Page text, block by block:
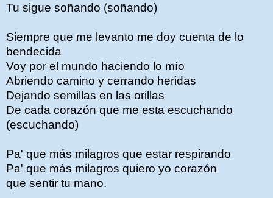
Tu sigue soñando (soñando)
Siempre que me levanto me doy cuenta de lo
bendecida
Voy por el mundo haciendo lo mío
Abriendo camino y cerrando heridas
Dejando semillas en las orillas
De cada corazón que me esta escuchando
(escuchando)
Pa' que más milagros que estar respirando
Pa' que más milagros quiero yo corazón
que sentir tu mano.